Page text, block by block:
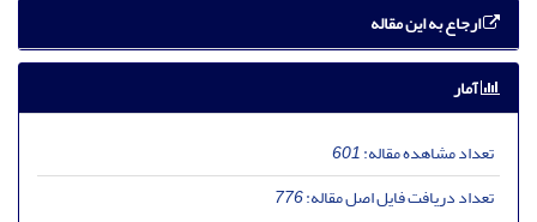
ارجاع به این مقاله
آمار
تعداد مشاهده مقاله:601
تعداد دریافت فایل اصل مقاله:776